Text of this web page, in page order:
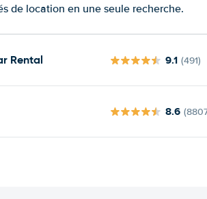
de location en une seule recherche.
Rental 9.1 (491)
8.6